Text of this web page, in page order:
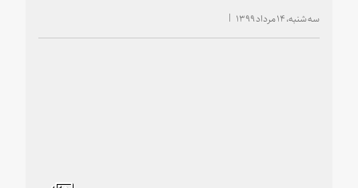
سه شنبه، ۱۴ مرداد ۱۳۹۹